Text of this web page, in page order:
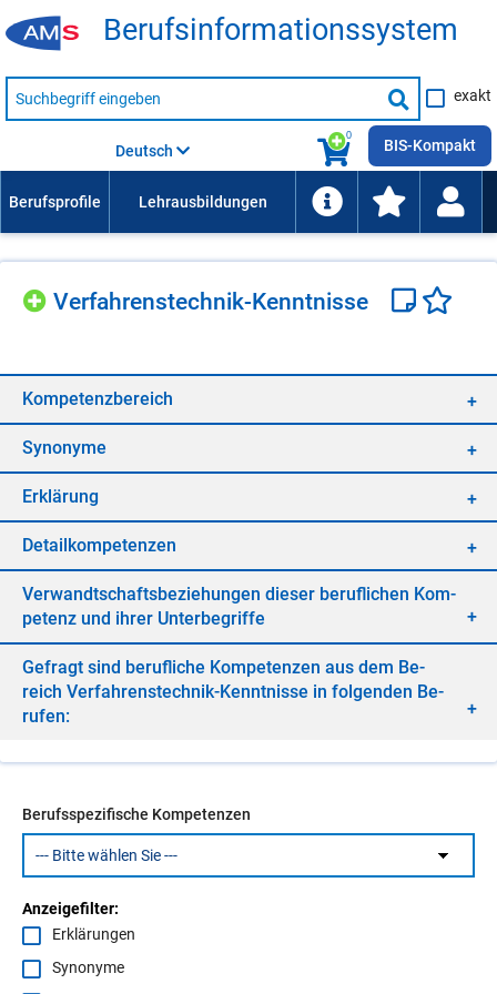
Be­rufs­in­for­ma­ti­ons­sys­tem
Suche
nach
Suche
starten
exakt
0
Deutsch BIS-Kompakt
Ver­fah­rens­tech­nik-Kennt­nis­se
Kom­pe­tenz­be­reich
Syn­ony­me
Er­klä­rung
De­tail­kom­pe­ten­zen
Ver­wandt­schafts­be­zie­hun­gen die­ser be­ruf­li­chen Kom­
pe­tenz und ih­rer Un­ter­be­grif­fe
Ge­fragt sind be­ruf­li­che Kom­pe­ten­zen aus dem Be­
reich Ver­fah­rens­tech­nik-Kennt­nis­se in fol­gen­den Be­
ru­fen:
Berufsspezifische Kompetenzen
Anzeigefilter:
Erklärungen
Synonyme